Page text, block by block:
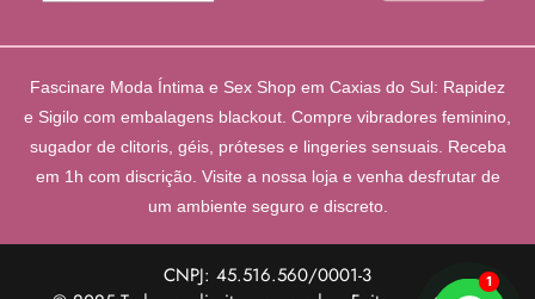
Fascinare Moda Íntima e Sex Shop em Caxias do Sul: Rapidez
e Sigilo com embalagens blackout. Compre vibradores feminino,
sugador de clitoris, géis, próteses e lingeries sensuais. Receba
em 1h com discrição. Visite a nossa loja e venha desfrutar de
um ambiente seguro e discreto.
CNPJ: 45.516.560/0001-3
1